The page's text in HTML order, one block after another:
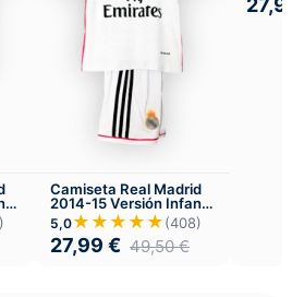
Camiseta Real Madrid
2014-15 Versión Infantil
Local
5,0★★★★★(408)
27,99 € 49,50€
27,99